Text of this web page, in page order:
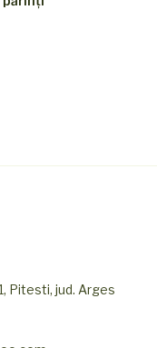
Pitesti, jud. Arges